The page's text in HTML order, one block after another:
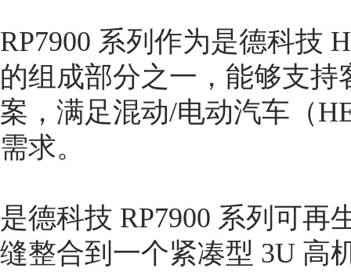
RP7900 系列作为是德科技
的组成部分之一，能够支
案，满足混动/电动汽车（
需求。
是德科技 RP7900 系列可
缝整合到一个紧凑型 3U 高